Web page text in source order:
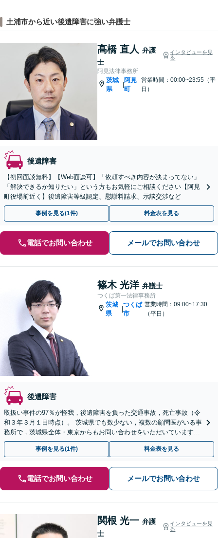
土浦市から近い後遺障害に強い弁護士
髙橋 直人 弁護
士
インタビューを見
る
阿見法律事務所
茨城
県
|
阿見
町
営業時間：00:00~23:55（平
日）
後遺障害
【初回面談無料】【Web面談可】「依頼すべき内容が決まってない」
「解決できるか知りたい」という方もお気軽にご相談ください【阿見
町役場前近く】後遺障害等級認定、慰謝料請求、示談交渉など
事例を見る(1件) 料金表を見る
電話でお問い合わせ メールでお問い合わせ
篠木 光洋 弁護士
つくば第一法律事務所
茨城
県
|
つくば
市
営業時間：09:00~17:30
（平日）
後遺障害
取扱い事件の97％が怪我，後遺障害を負った交通事故，死亡事故（令
和３年３月１日時点）。 茨城県でも数少ない，複数の顧問医がいる事
務所で，茨城県全体・東京からもお問い合わせをいただいています
【着手金，相談無料対応可能】
事例を見る(1件) 料金表を見る
電話でお問い合わせ メールでお問い合わせ
関根 光一 弁護
士
インタビューを見
る